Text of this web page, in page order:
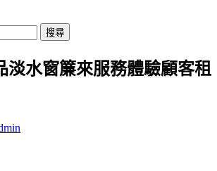
淡水窗簾來服務體驗顧客租